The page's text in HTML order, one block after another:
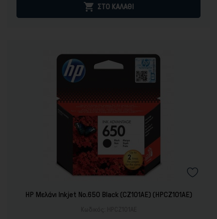
 ΣΤΟ ΚΑΛΑΘΙ
HP Μελάνι Inkjet No.650 Black (CZ101AE) (HPCZ101AE)